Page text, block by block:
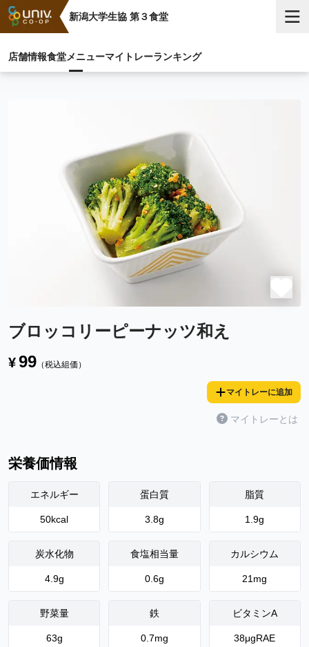
新潟大学生協 第３食堂
店舗情報食堂メニューマイトレーランキング
ブロッコリーピーナッツ和え
¥99 （税込組価）
マイトレーに追加
マイトレーとは
栄養価情報
エネルギー
50kcal
蛋白質
3.8g
脂質
1.9g
炭水化物
4.9g
食塩相当量
0.6g
カルシウム
21 mg
野菜量
63g
鉄
0.7mg
ビタミンA
38μgRAE